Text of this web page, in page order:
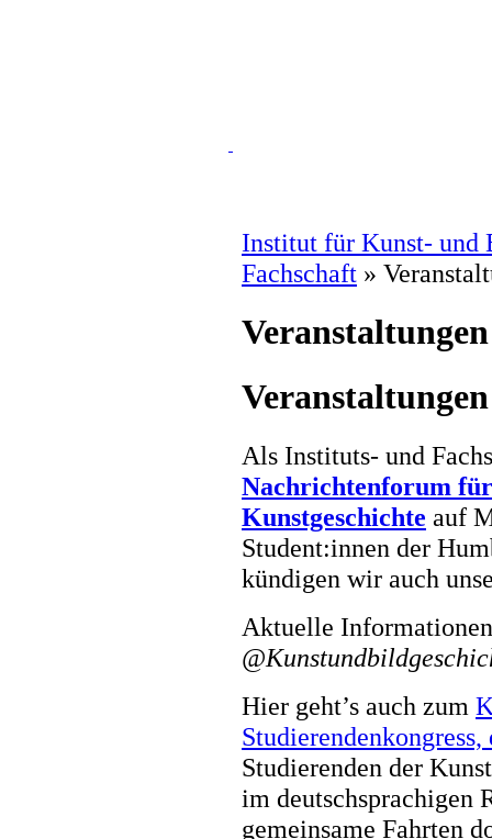
Institut für Kunst- und
Fachschaft »
Veranstaltungen
Veranstaltungen
Als Instituts- und
Nachrichtenforum
Kunstgeschichte auf
Student:innen der
kündigen wir auch
Aktuelle
Hier geht’s auch zum
Studierenden der
im deutschsprachigen
gemeinsame Fahrten